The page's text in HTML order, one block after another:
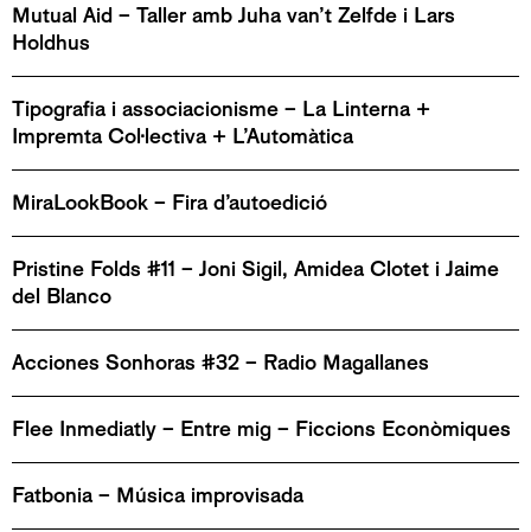
Mutual Aid – Taller amb Juha van’t Zelfde i Lars
Holdhus
Tipografia i associacionisme – La Linterna +
Impremta Col·lectiva + L’Automàtica
MiraLookBook – Fira d’autoedició
Pristine Folds #11 – Joni Sigil, Amidea Clotet i Jaime
del Blanco
Acciones Sonhoras #32 – Radio Magallanes
Flee Inmediatly – Entre mig – Ficcions Econòmiques
Fatbonia – Música improvisada